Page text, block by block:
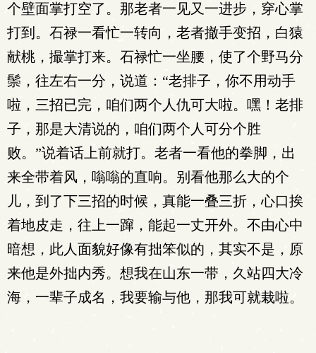
个壁面掌打空了。那老者一见又一进步，穿心掌
打到。石禄一看忙一转向，老者撤手变招，白猿
献桃，撮掌打来。石禄忙一坐腰，使了个野马分
鬃，往左右一分，说道：“老排子，你不用动手
啦，三招已完，咱们两个人仇可大啦。嘿！老排
子，那是大清说的，咱们两个人可分个胜
败。”说着话上前就打。老者一看他的拳脚，出
来全带着风，嗡嗡的直响。别看他那么大的个
儿，到了下三招的时候，真能一叠三折，心口挨
着地皮走，往上一蹿，能起一丈开外。不由心中
暗想，此人面貌好像有拙笨似的，其实不是，原
来他是外拙内秀。想我在山东一带，久站四大冷
海，一辈子成名，我要输与他，那我可就栽啦。